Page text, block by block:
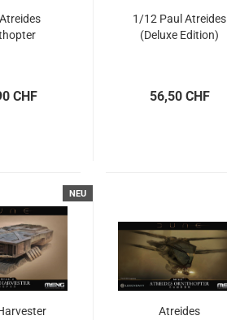
CHF
1/12 Paul Atreides
(Deluxe Edition)
56,50 CHF
NEU
Atreides